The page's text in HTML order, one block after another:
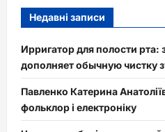
Недавні записи
Ирригатор для полости
дополняет обычную чистку
Павленко Катерина
фольклор і електроніку